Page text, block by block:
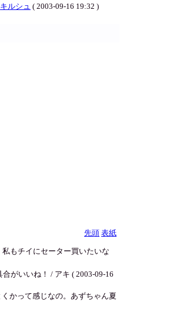
キルシュ ( 2003-09-16 19:32 )
先頭 表紙
もチイにセーター買いたいな
がいいね！ / アキ ( 2003-09-16
かって感じなの。あずちゃん夏